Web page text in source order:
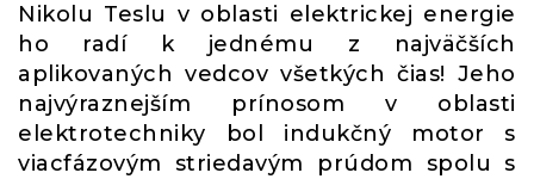
Nikolu Teslu v oblasti elektrickej energie
ho radí k jednému z najväčších
aplikovaných vedcov všetkých čias! Jeho
najvýraznejším prínosom v oblasti
elektrotechniky bol indukčný motor s
viacfázovým striedavým prúdom spolu s